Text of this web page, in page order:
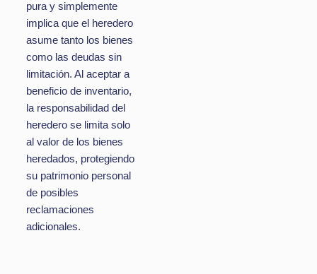
pura y simplemente
implica que el heredero
asume tanto los bienes
como las deudas sin
limitación. Al aceptar a
beneficio de inventario,
la responsabilidad del
heredero se limita solo
al valor de los bienes
heredados, protegiendo
su patrimonio personal
de posibles
reclamaciones
adicionales.